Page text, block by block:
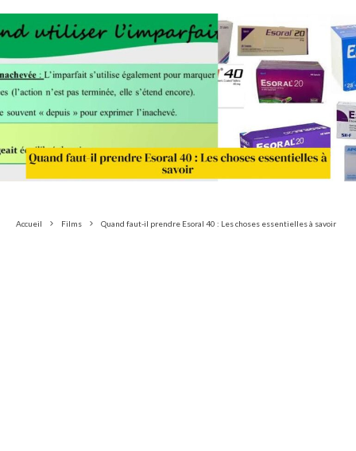
Accueil Films Quand faut-il prendre Esoral 40 : Les choses essentielles à savoir